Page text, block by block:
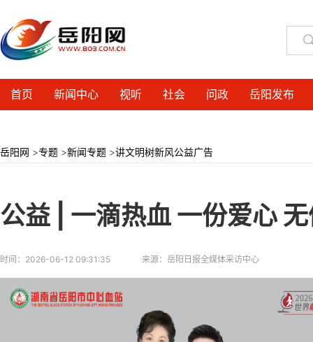
首页 新闻中心 视听 社会 问政 岳阳发布
岳阳网 >专题 >新闻专题 >讲文明树新风公益广告
公益 | 一滴热血 一份爱心
时间： 2026-06-12 09:31:35 来源： 岳阳日报全媒体采访中心